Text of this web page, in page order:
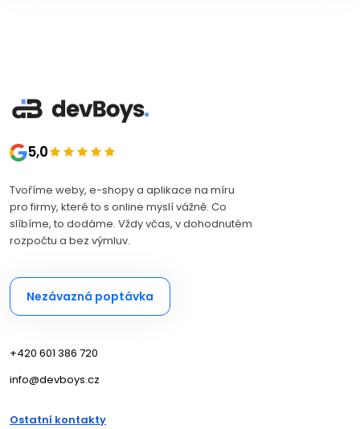
5,0
Tvoříme weby, e-shopy a aplikace na míru
pro firmy, které to s online myslí vážně. Co
slíbíme, to dodáme. Vždy včas, v dohodnutém
rozpočtu a bez výmluv.
Nezávazná poptávka
+420 601 386 720
info@devboys.cz
Ostatní kontakty